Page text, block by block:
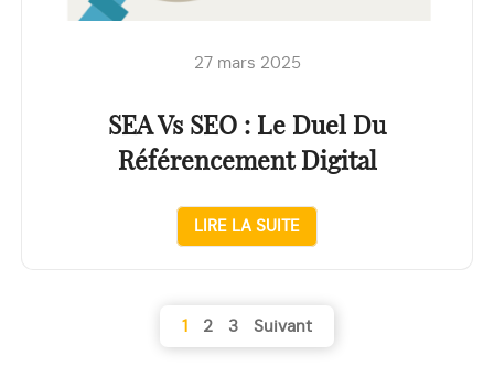
27 mars 2025
SEA Vs SEO : Le Duel Du
Référencement Digital
LIRE LA SUITE
Navigation
1 2 3 Suivant